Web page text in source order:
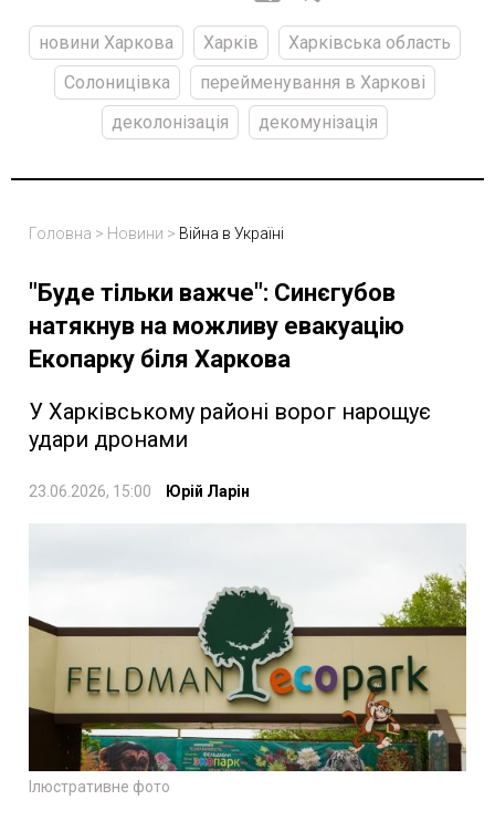
новини Харкова Харків
Харківська область
Солоницівка
перейменування в Харкові
деколонізація
декомунізація
Головна > Новини > Війна в Україні
"Буде тільки важче": Синєгубов
натякнув на можливу евакуацію
Екопарку біля Харкова
У Харківському районі ворог нарощує
удари дронами
23.06.2026, 15:00 Юрій Ларін
Ілюстративне фото